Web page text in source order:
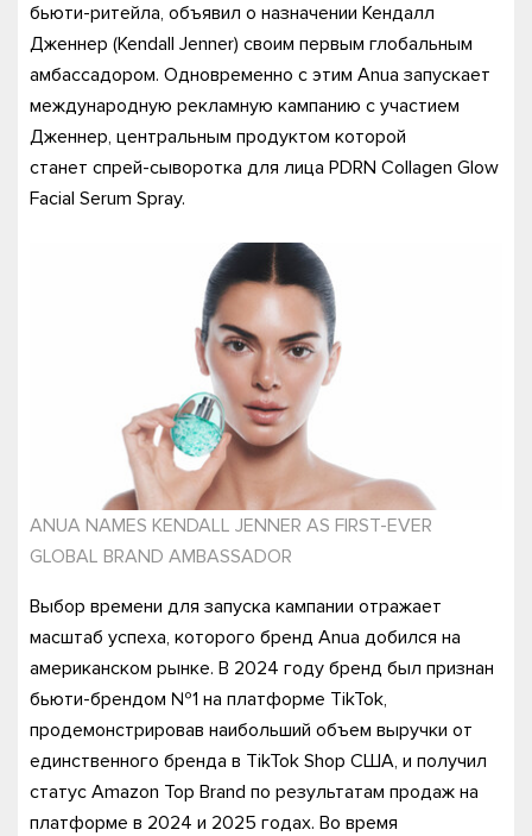
бьюти-ритейла, объявил о назначении Кендалл
Дженнер (Kendall Jenner) своим первым глобальным
амбассадором. Одновременно с этим Anua запускает
международную рекламную кампанию с участием
Дженнер, центральным продуктом которой
станет спрей-сыворотка для лица PDRN Collagen Glow
Facial Serum Spray.
ANUA NAMES KENDALL JENNER AS FIRST-EVER
GLOBAL BRAND AMBASSADOR
Выбор времени для запуска кампании отражает
масштаб успеха, которого бренд Anua добился на
американском рынке. В 2024 году бренд был признан
бьюти-брендом №1 на платформе TikTok,
продемонстрировав наибольший объем выручки от
единственного бренда в TikTok Shop США, и получил
статус Amazon Top Brand по результатам продаж на
платформе в 2024 и 2025 годах. Во время